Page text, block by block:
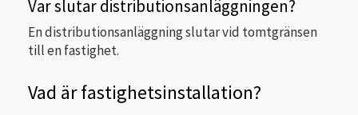
Var slutar distributionsanläggningen?
En distributionsanläggning slutar vid tomtgränsen
till en fastighet.
Vad är fastighetsinstallation?